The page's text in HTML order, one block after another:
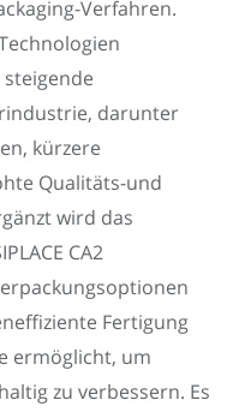
Verfahren.
darunter
kürzere
Qualitäts-und
wird das
CA2
Fertigung
ermöglicht, um
zu verbessern. Es